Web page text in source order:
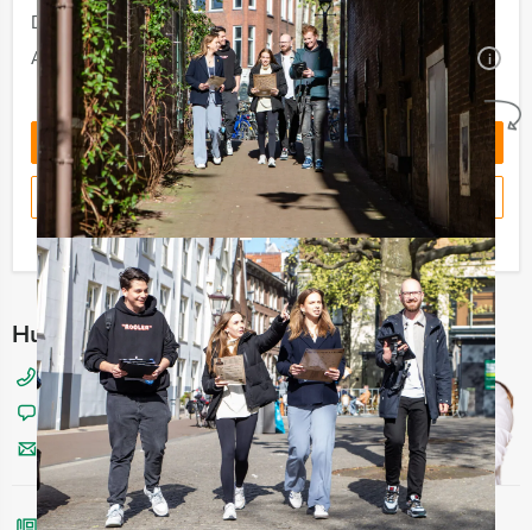
Duur:
2 uur en 30 minuten
Aantal:
Minimaal 12 personen i
Geheel vrijblijvend
OFFERTE AANVRAGEN
RESERVEREN
Ik heb een vraag over dit uitje
Hulp nodig bij het kiezen?
050 820 02 88
Chat met Angela
Stuur ons een mailtje